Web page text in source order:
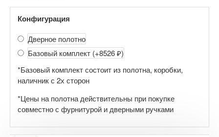
Конфигурация
Дверное полотно
Базовый комплект (+8526 ₽)
*Базовый комплект состоит из полотна, коробки,
наличник с 2х сторон
*Цены на полотна действительны при покупке
совместно с фурнитурой и дверными ручками